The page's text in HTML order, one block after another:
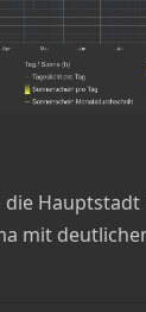
die Hauptstadt
mit